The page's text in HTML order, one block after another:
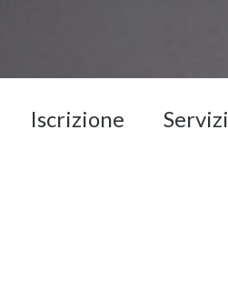
Iscrizione Servizi